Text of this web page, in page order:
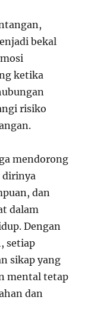
bekal
ketika
risiko
mendorong
dirinya
dan
dalam
Dengan
setiap
sikap yang
mental tetap
dan